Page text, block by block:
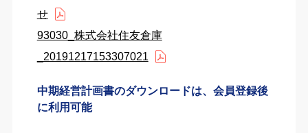
せ
93030_株式会社住友倉庫
_20191217153307021
中期経営計画書のダウンロードは、会員登録後
に利用可能